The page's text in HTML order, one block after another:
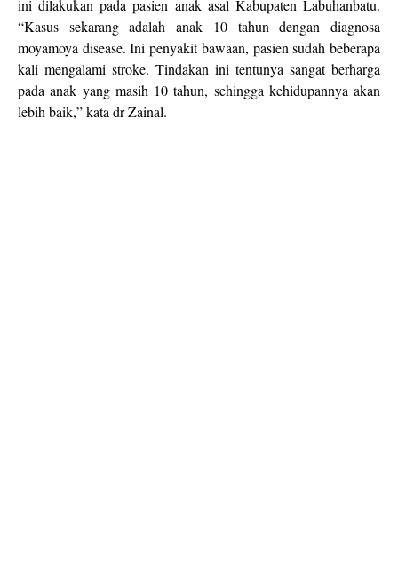
ini dilakukan pada pasien anak asal Kabupaten Labuhanbatu.
“Kasus sekarang adalah anak 10 tahun dengan diagnosa
moyamoya disease. Ini penyakit bawaan, pasien sudah beberapa
kali mengalami stroke. Tindakan ini tentunya sangat berharga
pada anak yang masih 10 tahun, sehingga kehidupannya akan
lebih baik,” kata dr Zainal.